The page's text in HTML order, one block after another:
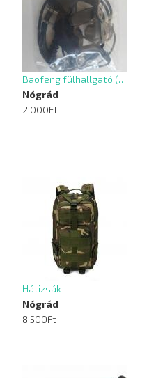
Baofeng fülhallgató (…
Nógrád
2,000Ft
Hátizsák
Nógrád
8,500Ft